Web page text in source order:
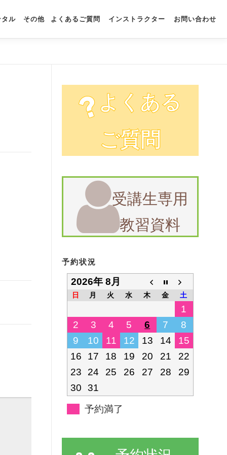
タル その他 よくあるご質問 インストラクター お問い合わせ
よくある
ご質問
受講生専用
教習資料
予約状況
2026年 8月
日 月 火 水 木 金 土
1
2
3 4 5 6 7
8
9
10 11 12 13 14
15
16
17 18 19 20 21
22
23
24 25 26 27 28
29
30
31
予約満了